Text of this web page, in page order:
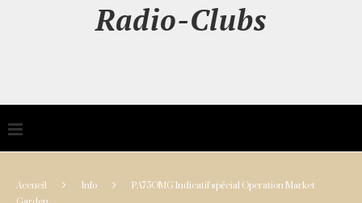
Radio-Clubs
Accueil Info PA75OMG Indicatif spécial Operation Market